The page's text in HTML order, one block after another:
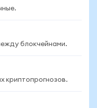
блокчейнами.
криптопрогнозов.